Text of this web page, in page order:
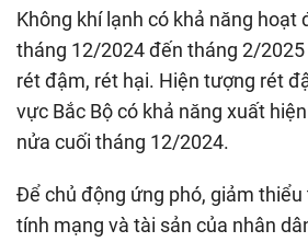
Không khí lạnh có khả năng hoạt
tháng 12/2024 đến tháng 2/
rét đậm, rét hại. Hiện tượng rét
vực Bắc Bộ có khả năng xuất
nửa cuối tháng 12/2024.
Để chủ động ứng phó, giảm thiểu
tính mạng và tài sản của nhân